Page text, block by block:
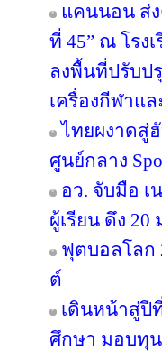
แคนนอน ส่ง
ที่ 45” ณ โรง
ลงพื้นที่ปรับป
เครื่องกีฬาแ
ไทยผงาดสู่ฮั
ศูนย์กลาง
อว. จับมือ
ผู้เรียน ดึง
ฟุตบอลโลก
ต์
เดินหน้าสู่ปี
ศึกษา มอบทุ